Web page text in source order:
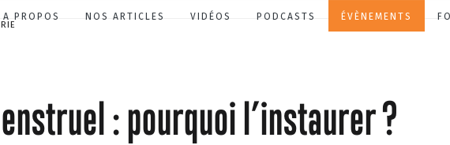
A PROPOS NOS ARTICLES VIDÉOS PODCASTS ÉVÈNEMENTS
: pourquoi l’instaurer ?